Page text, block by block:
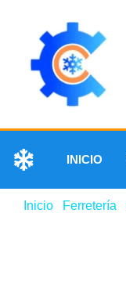
INICIO
Inicio Ferretería